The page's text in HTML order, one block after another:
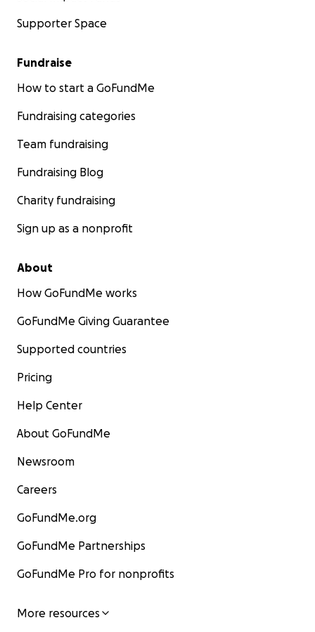
Supporter Space
Fundraise
How to start a GoFundMe
Fundraising categories
Team fundraising
Fundraising Blog
Charity fundraising
Sign up as a nonprofit
About
How GoFundMe works
GoFundMe Giving Guarantee
Supported countries
Pricing
Help Center
About GoFundMe
Newsroom
Careers
GoFundMe.org
GoFundMe Partnerships
GoFundMe Pro for nonprofits
More resources